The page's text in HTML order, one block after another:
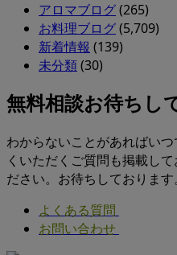
アロマブログ(265)
お料理ブログ(5,709)
新着情報 (139)
未分類(30)
無料相談お待ちし
わからないことがあればい
くいただくご質問も掲載し
ださい。お待ちしております。
よくある質問
お問い合わせ